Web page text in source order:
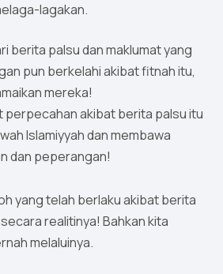
lagakan.
berita palsu dan maklumat yang
pun berkelahi akibat fitnah itu,
mereka!
perpecahan akibat berita palsu itu
Islamiyyah dan membawa
dan peperangan!
yang telah berlaku akibat berita
realitinya! Bahkan kita
melaluinya.